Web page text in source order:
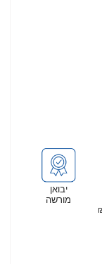
יבואן
מורשה